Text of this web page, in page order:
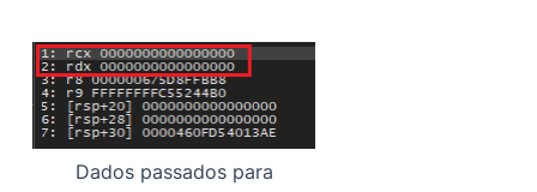
Dados passados para